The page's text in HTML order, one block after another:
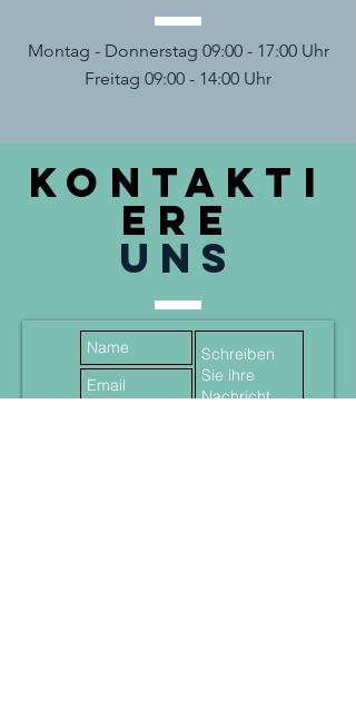
Montag - Donnerstag 09:00 - 17:00 Uhr
Freitag 09:00 - 14:00 Uhr
KONTAKTI
ERE
UNS